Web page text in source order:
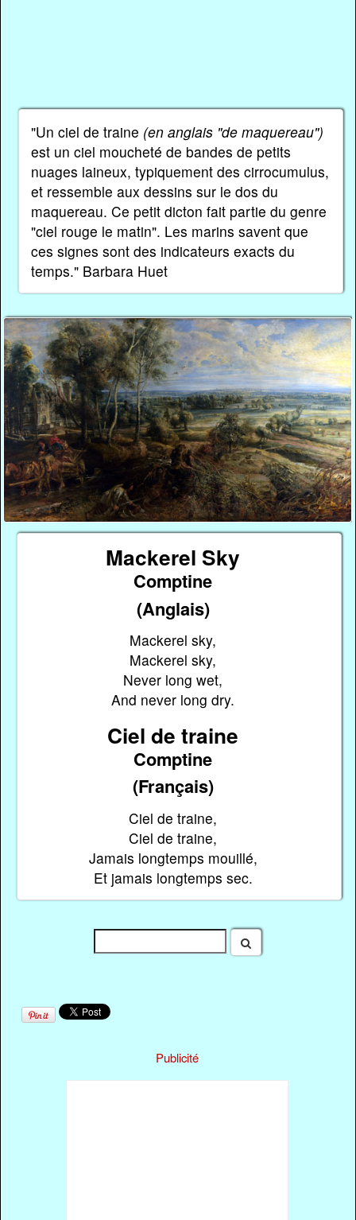
"Un ciel de traine (en anglais "de maquereau")
est un ciel moucheté de bandes de petits
nuages laineux, typiquement des cirrocumulus,
et ressemble aux dessins sur le dos du
maquereau. Ce petit dicton fait partie du genre
"ciel rouge le matin". Les marins savent que
ces signes sont des indicateurs exacts du
temps." Barbara Huet
Mackerel Sky
Comptine
(Anglais)
Mackerel sky,
Mackerel sky,
Never long wet,
And never long dry.
Ciel de traine
Comptine
(Français)
Ciel de traine,
Ciel de traine,
Jamais longtemps mouillé,
Et jamais longtemps sec.
Publicité